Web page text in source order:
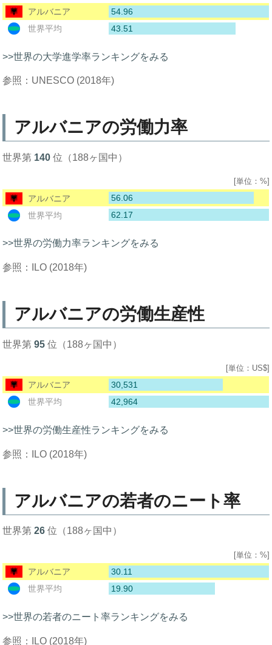
アルバニア
54.96
世界平均
43.51
>>世界の大学進学率ランキングをみる
参照：UNESCO (2018年)
アルバニアの労働力率
世界第 140 位（188ヶ国中）
[単位：%]
アルバニア
56.06
世界平均
62.17
>>世界の労働力率ランキングをみる
参照：ILO (2018年)
アルバニアの労働生産性
世界第95 位（188ヶ国中）
[単位：US$]
アルバニア
30,531
世界平均
42,964
>>世界の労働生産性ランキングをみる
参照：ILO (2018年)
アルバニアの若者のニート率
世界第26 位（188ヶ国中）
[単位：%]
アルバニア
30.11
世界平均
19.90
>>世界の若者のニート率ランキングをみる
参照：ILO (2018年)